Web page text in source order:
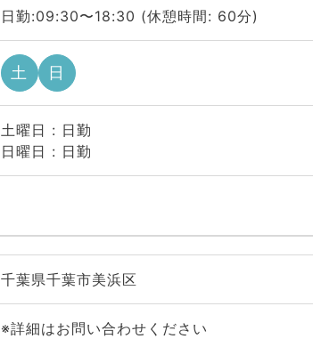
日勤:09:30〜18:30 (休憩時間: 60分)
土 日
土曜日 : 日勤
日曜日 : 日勤
千葉県千葉市美浜区
※詳細はお問い合わせください